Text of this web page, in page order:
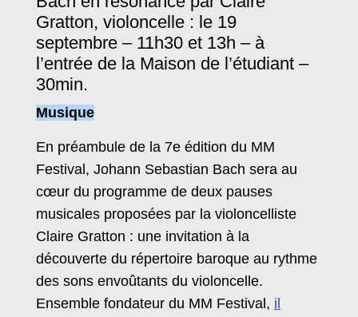
Gratton, violoncelle : le 19
septembre – 11h30 et 13h – à
l’entrée de la Maison de l’étudiant –
30min.
Musique
En préambule de la 7e édition du MM
Festival, Johann Sebastian Bach sera au
cœur du programme de deux pauses
musicales proposées par la violoncelliste
Claire Gratton : une invitation à la
découverte du répertoire baroque au rythme
des sons envoûtants du violoncelle.
Ensemble fondateur du MM Festival, il